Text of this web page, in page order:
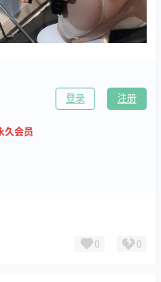
久会员
登录 注册
0 0